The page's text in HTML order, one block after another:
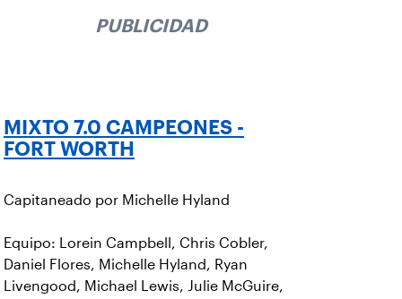
PUBLICIDAD
MIXTO 7.0 CAMPEONES -
FORT WORTH
Capitaneado por Michelle Hyland
Equipo: Lorein Campbell, Chris Cobler,
Daniel Flores, Michelle Hyland, Ryan
Livengood, Michael Lewis, Julie McGuire,